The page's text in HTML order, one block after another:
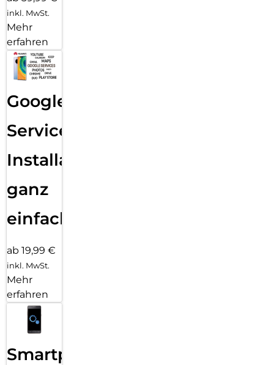
inkl. MwSt.
Mehr
erfahren
Google
Services
Installation
ganz
einfach
ab 19,99 €
inkl. MwSt.
Mehr
erfahren
Smartphone